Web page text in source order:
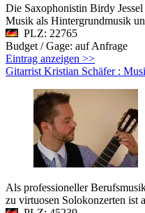
Die Saxophonistin Birdy
Musik als Hintergrundmusik
PLZ: 22765
Budget / Gage: auf Anfrage
Eintrag anzeigen >>
Gitarrist Kristian Schäfer :
Als professioneller
zu virtuosen Solokonzerten ist